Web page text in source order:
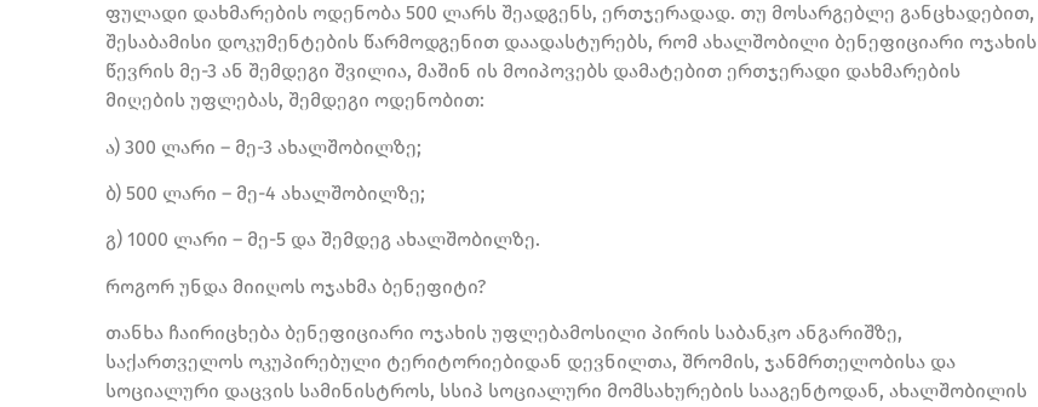
ფულადი დახმარების ოდენობა 500 ლარს შეადგენს, ერთჯერადად. თუ მოსარგებლე განცხადებით,
შესაბამისი დოკუმენტების წარმოდგენით დაადასტურებს, რომ ახალშობილი ბენეფიციარი ოჯახის
წევრის მე-3 ან შემდეგი შვილია, მაშინ ის მოიპოვებს დამატებით ერთჯერადი დახმარების
მიღების უფლებას, შემდეგი ოდენობით:
ა) 300 ლარი – მე-3 ახალშობილზე;
ბ) 500 ლარი – მე-4 ახალშობილზე;
გ) 1000 ლარი – მე-5 და შემდეგ ახალშობილზე.
როგორ უნდა მიიღოს ოჯახმა ბენეფიტი?
თანხა ჩაირიცხება ბენეფიციარი ოჯახის უფლებამოსილი პირის საბანკო ანგარიშზე,
საქართველოს ოკუპირებული ტერიტორიებიდან დევნილთა, შრომის, ჯანმრთელობისა და
სოციალური დაცვის სამინისტროს, სსიპ სოციალური მომსახურების სააგენტოდან, ახალშობილის